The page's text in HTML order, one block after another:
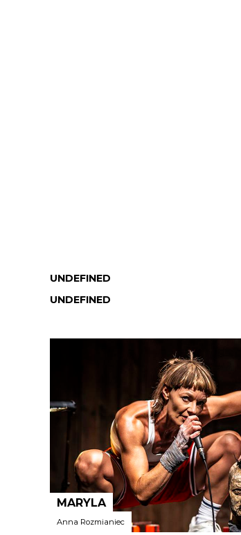
UNDEFINED
UNDEFINED
MARYLA
Anna Rozmianiec